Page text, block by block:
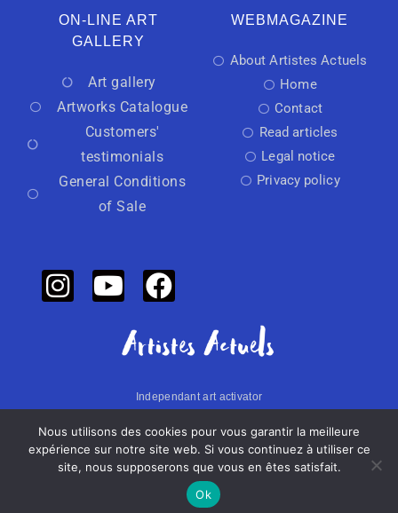
ON-LINE ART
GALLERY
Art gallery
Artworks Catalogue
Customers'
testimonials
General Conditions
of Sale
WEBMAGAZINE
About Artistes Actuels
Home
Contact
Read articles
Legal notice
Privacy policy
Independant art activator
Made with by Artistes Actuels​​
Nous utilisons des cookies pour vous garantir la meilleure
expérience sur notre site web. Si vous continuez à utiliser ce
site, nous supposerons que vous en êtes satisfait.
Ok